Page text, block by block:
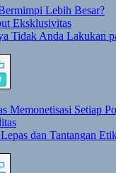
Lebih Besar?
Eksklusivitas
Tidak Anda Lakukan
Memonetisasi Setiap
dan Tantangan